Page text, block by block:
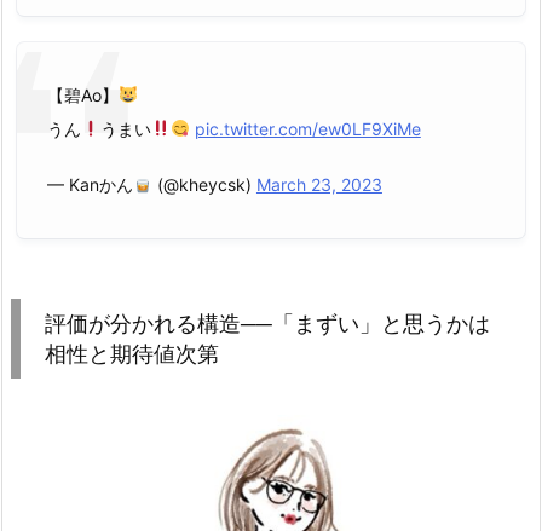
【碧Ao】
うん
うまい pic.twitter.com/ew0LF9XiMe
— Kanかん (@kheycsk) March 23, 2023
評価が分かれる構造──「まずい」と思うかは
相性と期待値次第